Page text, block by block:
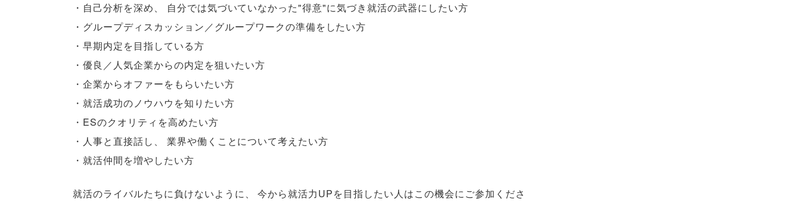
・自己分析を深め、
自分では気づいていなかった"得意"に気づき就活の武器にしたい方
・グループディスカッション／グループワークの準備をしたい方
・早期内定を目指している方
・優良／人気企業からの内定を狙いたい方
・企業からオファーをもらいたい方
・就活成功のノウハウを知りたい方
・ESのクオリティを高めたい方
・人事と直接話し 、
業界や働くことについて考えたい方
・就活仲間を増やしたい方
就活のライバルたちに負けないように、
今から就活力UPを目指したい人はこの機会にご参加くださ